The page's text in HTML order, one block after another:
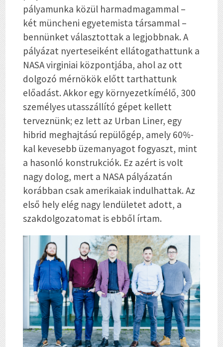
pályamunka közül harmadmagammal –
két müncheni egyetemista társammal –
bennünket választottak a legjobbnak. A
pályázat nyerteseiként ellátogathattunk a
NASA virginiai központjába, ahol az ott
dolgozó mérnökök előtt tarthattunk
előadást. Akkor egy környezetkímélő, 300
személyes utasszállító gépet kellett
terveznünk; ez lett az Urban Liner, egy
hibrid meghajtású repülőgép, amely 60%-
kal kevesebb üzemanyagot fogyaszt, mint
a hasonló konstrukciók. Ez azért is volt
nagy dolog, mert a NASA pályázatán
korábban csak amerikaiak indulhattak. Az
első hely elég nagy lendületet adott, a
szakdolgozatomat is ebből írtam.